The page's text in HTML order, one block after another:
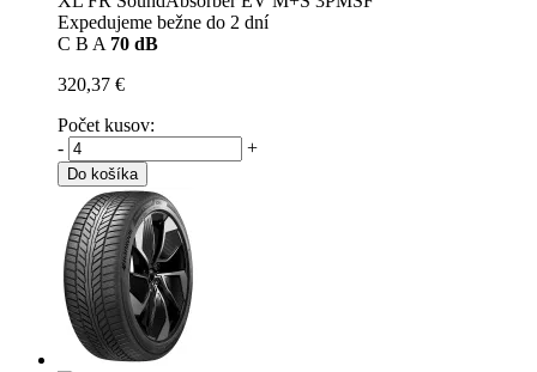
Expedujeme bežne do 2 dní
C B A 70 dB
320,37 €
Počet kusov:
-
+
Do košíka